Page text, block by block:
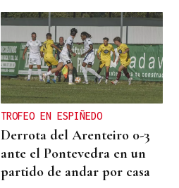
TROFEO EN ESPIÑEDO
Derrota del Arenteiro 0-3
ante el Pontevedra en un
partido de andar por casa